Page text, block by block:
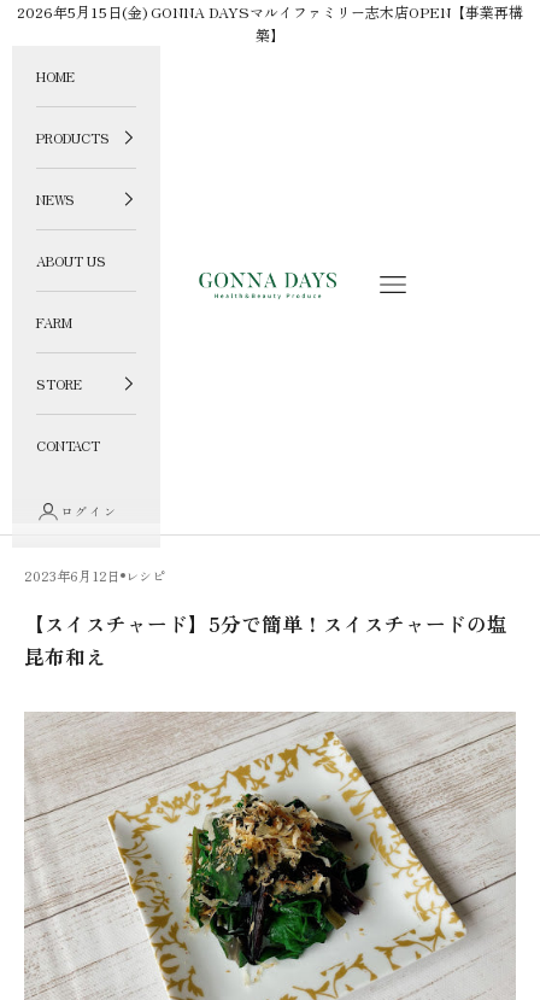
コンテンツへスキップ
2026年5月15日(金) GONNA DAYSマルイファミリー志木店OPEN【事業再構
築】
GONNA DAYS ONLINE STORE メニュー
HOME
PRODUCTS
NEWS
ABOUT US
FARM
STORE
CONTACT
ログイン
2023年6月12日 レシピ
【スイスチャード】5分で簡単！スイスチャードの塩
昆布和え